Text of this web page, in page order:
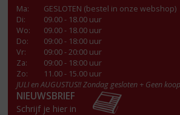
Ma:
GESLOTEN (bestel in onze webshop)
Di:
09.00 - 18.00 uur
Wo:
09.00 - 18.00 uur
Do:
09:00 - 18:00 uur
Vr:
09:00 - 20:00 uur
Za:
09:00 - 18:00 uur
Zo:
11.00 - 15.00 uur
JULI en AUGUSTUS!! Zondag gesloten + Geen
NIEUWSBRIEF
Schrijf je hier in